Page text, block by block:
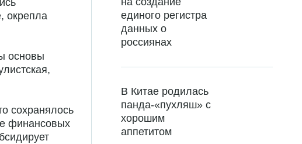
окрепла
основы
сохранялось
финансовых
единого регистра
данных о
россиянах
В Китае родилась
панда-«пухляш» с
хорошим
аппетитом